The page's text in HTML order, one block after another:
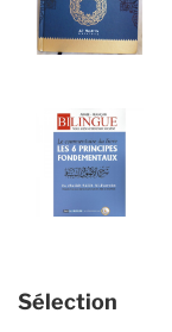
Sélection